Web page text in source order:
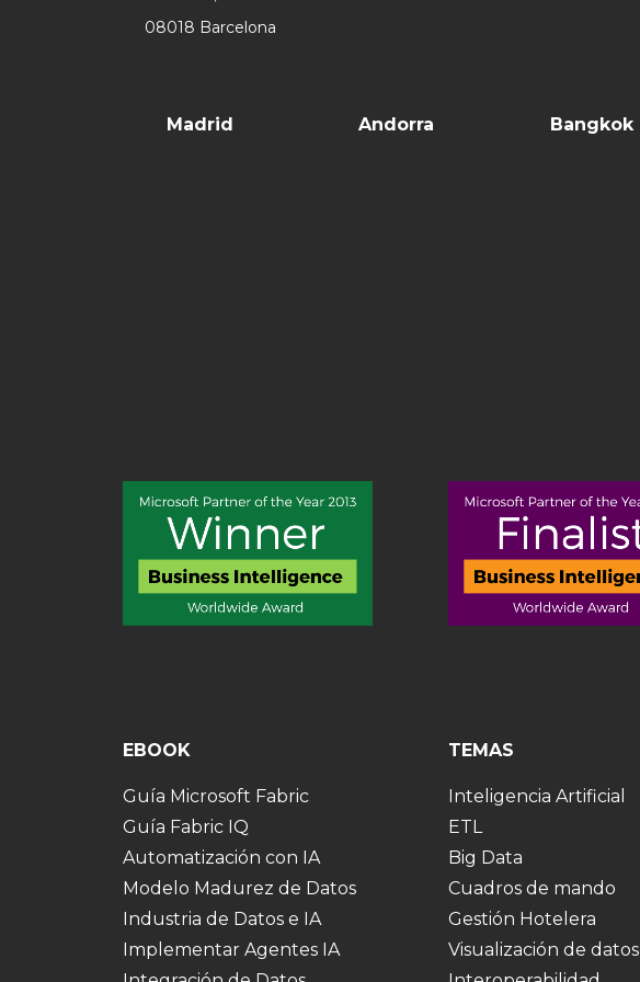
08018 Barcelona
Madrid Andorra Bangkok
EBOOK
Guía Microsoft Fabric
Guía Fabric IQ
Automatización con IA
Modelo Madurez de Datos
Industria de Datos e IA
Implementar Agentes IA
TEMAS
Inteligencia Artificial
ETL
Big Data
Cuadros de mando
Gestión Hotelera
Visualización de datos